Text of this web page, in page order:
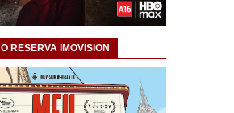
RESERVA IMOVISION